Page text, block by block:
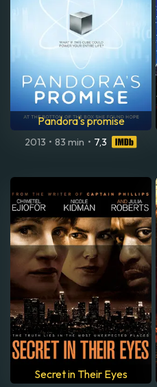
Pandora's promise
2013 • 83 min • 7,3
Secret in Their Eyes